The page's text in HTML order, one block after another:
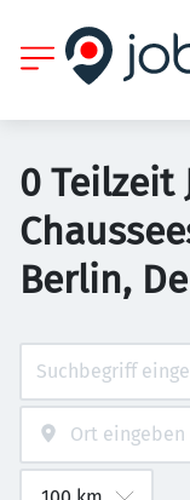
0 Teilzeit
Berlin,